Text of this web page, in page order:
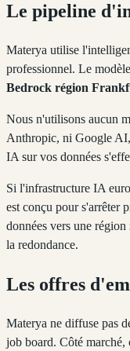
Le pipeline
Materya utilise
professionnel. Le
Bedrock région
Nous n'utilisons aucun
Anthropic, ni Google
IA sur vos données
Si l'infrastructure IA
est conçu pour s'arrêter
données vers une
la redondance.
Les offres
Materya ne diffuse pas
job board. Côté marché,